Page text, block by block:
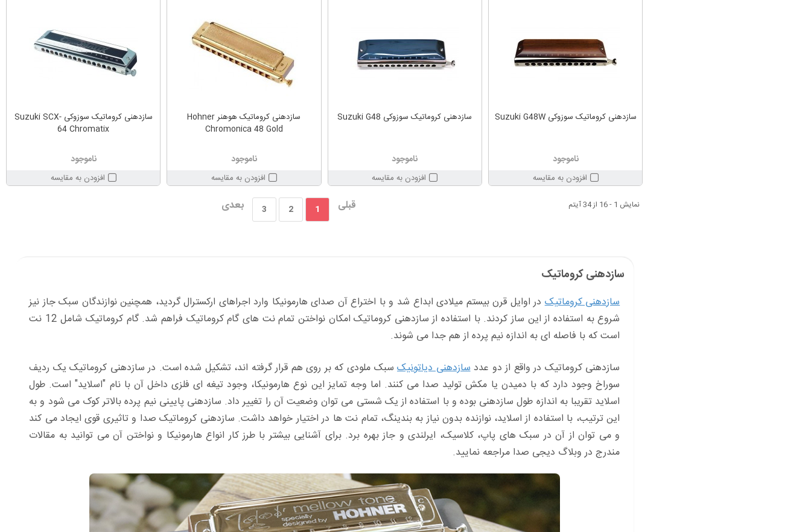
سازدهنی کروماتیک سوزوکی Suzuki G48W
ناموجود
افزودن به مقایسه
سازدهنی کروماتیک سوزوکی Suzuki G48
ناموجود
افزودن به مقایسه
سازدهنی کروماتیک هوهنر Hohner
Chromonica 48 Gold
ناموجود
افزودن به مقایسه
سازدهنی کروماتیک سوزوکی Suzuki SCX-
64 Chromatix
ناموجود
افزودن به مقایسه
قبلی 1
2
3 بعدی نمایش 1 - 16 از 34 آیتم
سازدهنی کروماتیک
سازدهنی کروماتیکدر اوایل قرن بیستم میلادی ابداع شد و با اختراع آن صدای هارمونیکا وارد اجراهای ارکسترال گردید، همچنین نوازندگان سبک جاز نیز
شروع به استفاده از این ساز کردند. با استفاده از سازدهنی کروماتیک امکان نواختن تمام نت های گام کروماتیک فراهم شد. گام کروماتیک شامل 12 نت
است که با فاصله ای به اندازه نیم پرده از هم جدا می شوند.
سازدهنی کروماتیک در واقع از دو عددسازدهنی دیاتونیکسبک ملودی که بر روی هم قرار گرفته اند، تشکیل شده است. در سازدهنی کروماتیک یک ردیف
سوراخ وجود دارد که با دمیدن یا مکش تولید صدا می کنند. اما وجه تمایز این نوع هارمونیکا، وجود تیغه ای فلزی داخل آن با نام "اسلاید" است. طول
اسلاید تقریبا به اندازه طول سازدهنی بوده و با استفاده از یک شستی می توان وضعیت آن را تغییر داد. سازدهنی پایینی نیم پرده بالاتر کوک می شود و به
این ترتیب، با استفاده از اسلاید، نوازنده بدون نیاز به بندینگ، تمام نت ها در اختیار خواهد داشت. سازدهنی کروماتیک صدا و تاثیری قوی ایجاد می کند
و می توان از آن در سبک های پاپ، کلاسیک، ایرلندی و جاز بهره برد. برای آشنایی بیشتر با طرز کار انواع هارمونیکا و نواختن آن می توانید به مقالات
مندرج در وبلاگ دیجی صدا مراجعه نمایید.